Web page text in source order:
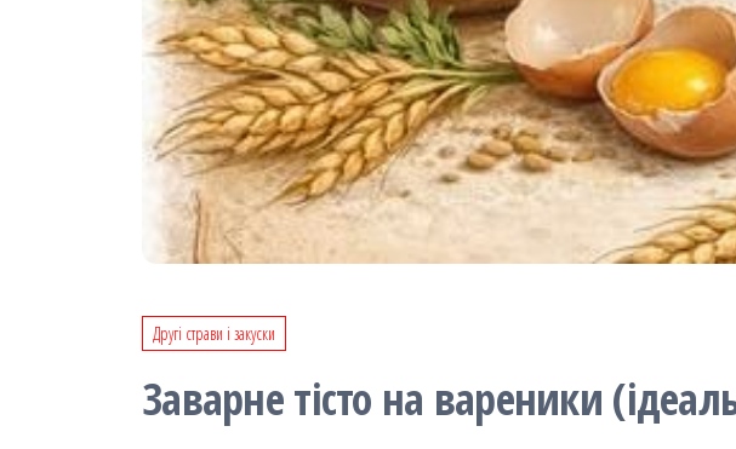
Другі страви і закуски
Заварне тісто на вареники